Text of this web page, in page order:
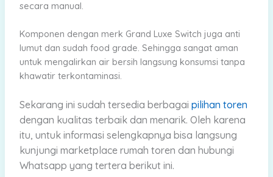
secara manual.
Komponen dengan merk Grand Luxe Switch juga anti
lumut dan sudah food grade. Sehingga sangat aman
untuk mengalirkan air bersih langsung konsumsi tanpa
khawatir terkontaminasi.
Sekarang ini sudah tersedia berbagai pilihan toren
dengan kualitas terbaik dan menarik. Oleh karena
itu, untuk informasi selengkapnya bisa langsung
kunjungi marketplace rumah toren dan hubungi
Whatsapp yang tertera berikut ini.